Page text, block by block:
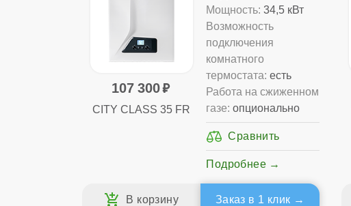
107 300
CITY CLASS 35 FR
Мощность: 34,5 кВт
Возможность
подключения
комнатного
термостата: есть
Работа на сжиженном
газе: опционально
Подробнее
Заказ в 1 клик